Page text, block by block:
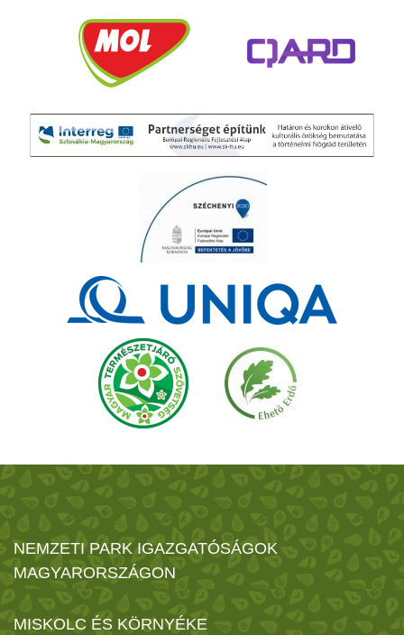
NEMZETI PARK IGAZGATÓSÁGOK
MAGYARORSZÁGON
MISKOLC ÉS KÖRNYÉKE